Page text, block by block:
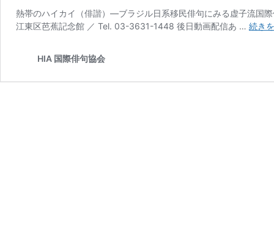
熱帯のハイカイ（俳諧）―ブラジル日系移民俳句にみる虚子流
江東区芭蕉記念館 ／ Tel. 03-3631-1448 後日動画配信あ … 続き
HIA 国際俳句協会